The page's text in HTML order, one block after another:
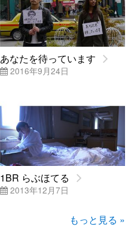
あなたを待っています
2016年9月24日
1BR らぶほてる
2013年12月7日
もっと見る »